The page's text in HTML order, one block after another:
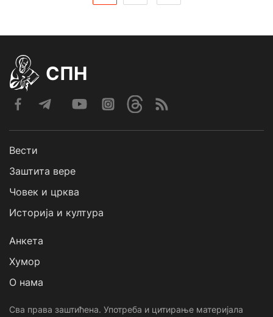
СПН
Вести
Заштита вере
Човек и црква
Историја и култура
Анкета
Хумор
О нама
Сва права заштићена. Употреба и цитирање материјала